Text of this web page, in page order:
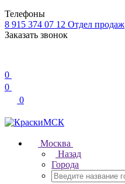
Телефоны
8 915 374 07 12 Отдел продаж
Заказать звонок
0
0
0
Москва
Назад
Города